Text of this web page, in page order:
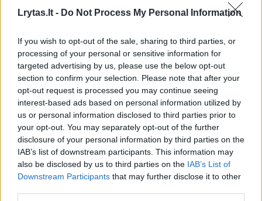
Lrytas.lt - Do Not Process My Personal Information
If you wish to opt-out of the sale, sharing to third parties, or
processing of your personal or sensitive information for
targeted advertising by us, please use the below opt-out
section to confirm your selection. Please note that after your
opt-out request is processed you may continue seeing
interest-based ads based on personal information utilized by
us or personal information disclosed to third parties prior to
your opt-out. You may separately opt-out of the further
disclosure of your personal information by third parties on the
IAB’s list of downstream participants. This information may
also be disclosed by us to third parties on the IAB’s List of
Downstream Participants that may further disclose it to other
00:03:12
Būtina atkreipti dėmesį: šio mikroelemento stoka gali
Žinios | Gyvenimo būdas
00:22:56
Astravo AE atidarymas verčia susirūpinti jodo stoka:
ką reikia žinoti
Žinios | Gyvenimo būdas
00:03:14
Vartojant joduotą druską būtina atkreipti dėmesį į
svarbią detalę: tą daro ne visi